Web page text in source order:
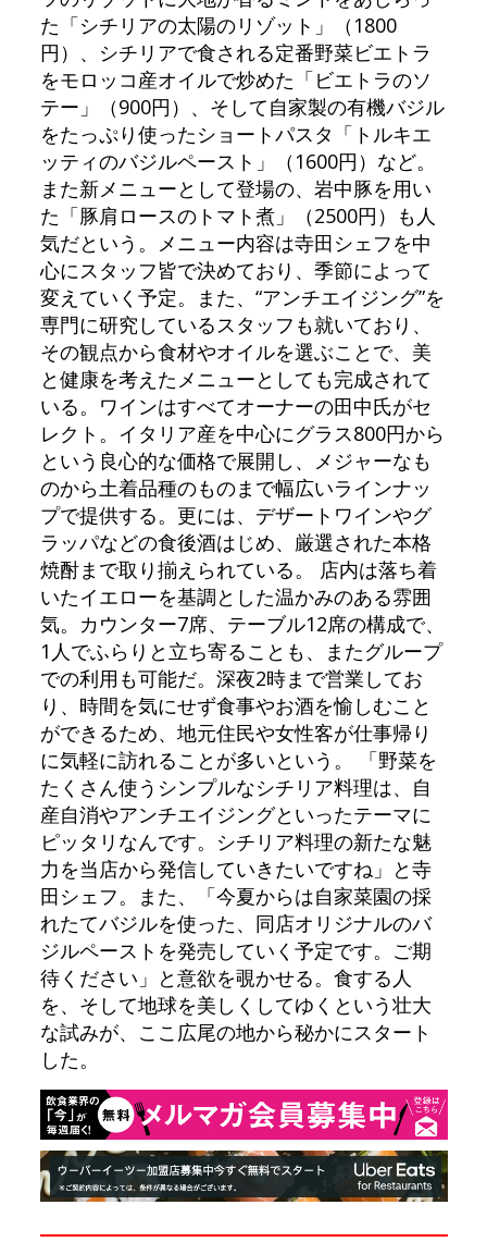
た「シチリアの太陽のリゾット」（1800
円）、シチリアで食される定番野菜ビエトラ
をモロッコ産オイルで炒めた「ビエトラのソ
テー」（900円）、そして自家製の有機バジル
をたっぷり使ったショートパスタ「トルキエ
ッティのバジルペースト」（1600円）など。
また新メニューとして登場の、岩中豚を用い
た「豚肩ロースのトマト煮」（2500円）も人
気だという。メニュー内容は寺田シェフを中
心にスタッフ皆で決めており、季節によって
変えていく予定。また、“アンチエイジング”を
専門に研究しているスタッフも就いており、
その観点から食材やオイルを選ぶことで、美
と健康を考えたメニューとしても完成されて
いる。ワインはすべてオーナーの田中氏がセ
レクト。イタリア産を中心にグラス800円から
という良心的な価格で展開し、メジャーなも
のから土着品種のものまで幅広いラインナッ
プで提供する。更には、デザートワインやグ
ラッパなどの食後酒はじめ、厳選された本格
焼酎まで取り揃えられている。 店内は落ち着
いたイエローを基調とした温かみのある雰囲
気。カウンター7席、テーブル12席の構成で、
1人でふらりと立ち寄ることも、またグループ
での利用も可能だ。深夜2時まで営業してお
り、時間を気にせず食事やお酒を愉しむこと
ができるため、地元住民や女性客が仕事帰り
に気軽に訪れることが多いという。 「野菜を
たくさん使うシンプルなシチリア料理は、自
産自消やアンチエイジングといったテーマに
ピッタリなんです。シチリア料理の新たな魅
力を当店から発信していきたいですね」と寺
田シェフ。また、「今夏からは自家菜園の採
れたてバジルを使った、同店オリジナルのバ
ジルペーストを発売していく予定です。ご期
待ください」と意欲を覗かせる。食する人
を、そして地球を美しくしてゆくという壮大
な試みが、ここ広尾の地から秘かにスタート
した。